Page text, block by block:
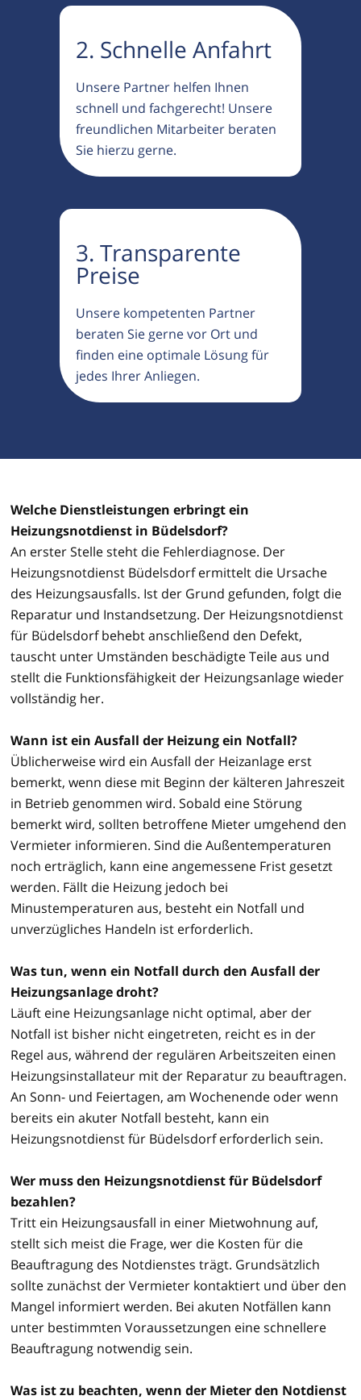
2. Schnelle Anfahrt
Unsere Partner helfen Ihnen
schnell und fachgerecht! Unsere
freundlichen Mitarbeiter beraten
Sie hierzu gerne.
3. Transparente
Preise
Unsere kompetenten Partner
beraten Sie gerne vor Ort und
finden eine optimale Lösung für
jedes Ihrer Anliegen.
Welche Dienstleistungen erbringt ein
Heizungsnotdienst in Büdelsdorf?
An erster Stelle steht die Fehlerdiagnose. Der
Heizungsnotdienst Büdelsdorf ermittelt die Ursache
des Heizungsausfalls. Ist der Grund gefunden, folgt die
Reparatur und Instandsetzung. Der Heizungsnotdienst
für Büdelsdorf behebt anschließend den Defekt,
tauscht unter Umständen beschädigte Teile aus und
stellt die Funktionsfähigkeit der Heizungsanlage wieder
vollständig her.
Wann ist ein Ausfall der Heizung ein Notfall?
Üblicherweise wird ein Ausfall der Heizanlage erst
bemerkt, wenn diese mit Beginn der kälteren Jahreszeit
in Betrieb genommen wird. Sobald eine Störung
bemerkt wird, sollten betroffene Mieter umgehend den
Vermieter informieren. Sind die Außentemperaturen
noch erträglich, kann eine angemessene Frist gesetzt
werden. Fällt die Heizung jedoch bei
Minustemperaturen aus, besteht ein Notfall und
unverzügliches Handeln ist erforderlich.
Was tun, wenn ein Notfall durch den Ausfall der
Heizungsanlage droht?
Läuft eine Heizungsanlage nicht optimal, aber der
Notfall ist bisher nicht eingetreten, reicht es in der
Regel aus, während der regulären Arbeitszeiten einen
Heizungsinstallateur mit der Reparatur zu beauftragen.
An Sonn- und Feiertagen, am Wochenende oder wenn
bereits ein akuter Notfall besteht, kann ein
Heizungsnotdienst für Büdelsdorf erforderlich sein.
Wer muss den Heizungsnotdienst für Büdelsdorf
bezahlen?
Tritt ein Heizungsausfall in einer Mietwohnung auf,
stellt sich meist die Frage, wer die Kosten für die
Beauftragung des Notdienstes trägt. Grundsätzlich
sollte zunächst der Vermieter kontaktiert und über den
Mangel informiert werden. Bei akuten Notfällen kann
unter bestimmten Voraussetzungen eine schnellere
Beauftragung notwendig sein.
Was ist zu beachten, wenn der Mieter den Notdienst